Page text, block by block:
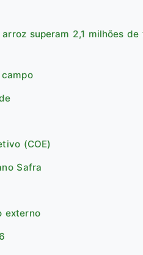
superam 2,1 milhões de
(COE)
Safra
externo